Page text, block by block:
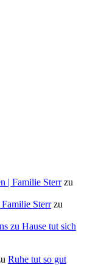
| Familie Sterrzu
Sterrzu
zu Hause tut sich
Ruhe tut so gut